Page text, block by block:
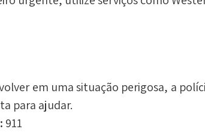
em uma situação perigosa, a
para ajudar.
911